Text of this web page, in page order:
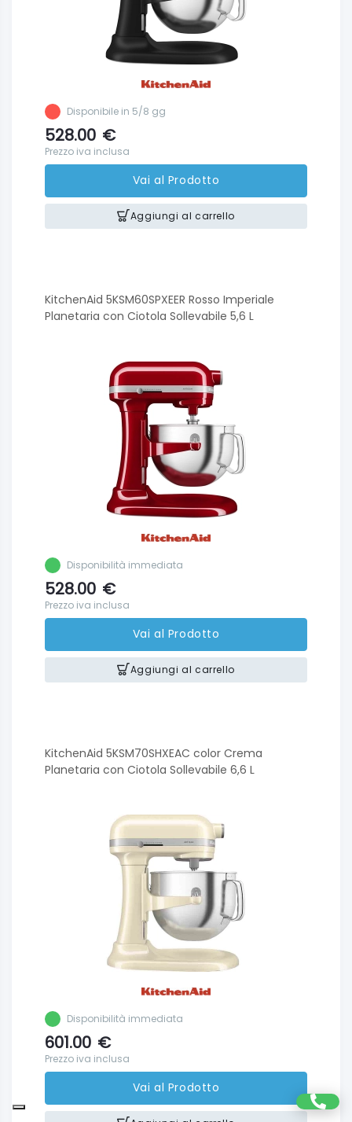
Disponibile in 5/8 gg
528.00 €
Prezzo iva inclusa
Vai al Prodotto
Aggiungi al carrello
KitchenAid 5KSM60SPXEER Rosso Imperiale
Planetaria con Ciotola Sollevabile 5,6 L
Disponibilità immediata
528.00 €
Prezzo iva inclusa
Vai al Prodotto
Aggiungi al carrello
KitchenAid 5KSM70SHXEAC color Crema
Planetaria con Ciotola Sollevabile 6,6 L
Disponibilità immediata
601.00 €
Prezzo iva inclusa
Vai al Prodotto